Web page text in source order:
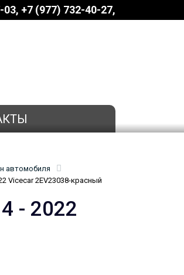
03 ‎‎+7 (977) 732-40-27
автомобиля
Vicecar 2EV23038-красный
- 2022